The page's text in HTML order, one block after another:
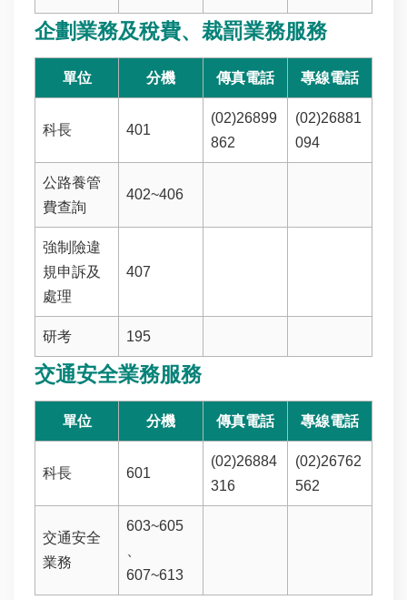
政
府
站
企劃業務及稅費、裁罰業務服務
單位 分機 傳真電話 專線電話
科長 401
(02)26899
862
(02)26881
094
公路養管
費查詢
402~406
強制險違
規申訴及
處理
407
研考 195
交通安全業務服務
單位 分機 傳真電話 專線電話
科長 601
(02)26884
316
(02)26762
562
交通安全
業務
603~605
607~613